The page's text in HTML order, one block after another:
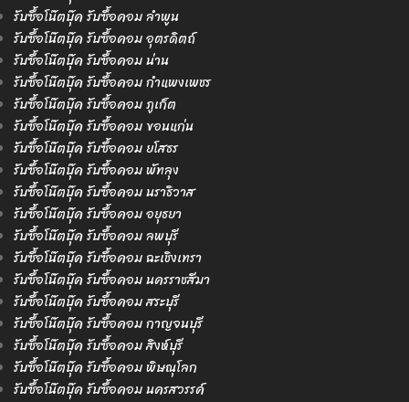
รับซื้อโน๊ตบุ๊ค รับซื้อคอม ลำพูน
รับซื้อโน๊ตบุ๊ค รับซื้อคอม อุตรดิตถ์
รับซื้อโน๊ตบุ๊ค รับซื้อคอม น่าน
รับซื้อโน๊ตบุ๊ค รับซื้อคอม กำแพงเพชร
รับซื้อโน๊ตบุ๊ค รับซื้อคอม ภูเก็ต
รับซื้อโน๊ตบุ๊ค รับซื้อคอม ขอนแก่น
รับซื้อโน๊ตบุ๊ค รับซื้อคอม ยโสธร
รับซื้อโน๊ตบุ๊ค รับซื้อคอม พัทลุง
รับซื้อโน๊ตบุ๊ค รับซื้อคอม นราธิวาส
รับซื้อโน๊ตบุ๊ค รับซื้อคอม อยุธยา
รับซื้อโน๊ตบุ๊ค รับซื้อคอม ลพบุรี
รับซื้อโน๊ตบุ๊ค รับซื้อคอม ฉะเชิงเทรา
รับซื้อโน๊ตบุ๊ค รับซื้อคอม นครราชสีมา
รับซื้อโน๊ตบุ๊ค รับซื้อคอม สระบุรี
รับซื้อโน๊ตบุ๊ค รับซื้อคอม กาญจนบุรี
รับซื้อโน๊ตบุ๊ค รับซื้อคอม สิงห์บุรี
รับซื้อโน๊ตบุ๊ค รับซื้อคอม พิษณุโลก
รับซื้อโน๊ตบุ๊ค รับซื้อคอม นครสวรรค์